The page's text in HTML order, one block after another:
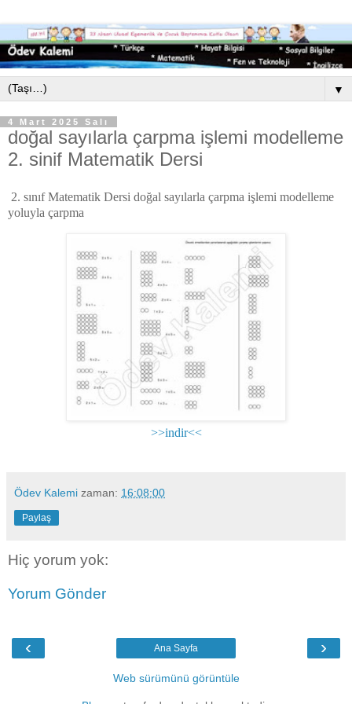
▼
4 Mart 2025 Salı
doğal sayılarla çarpma işlemi modelleme
2. sinif Matematik Dersi
2. sınıf Matematik Dersi doğal sayılarla çarpma işlemi modelleme
yoluyla çarpma
>>indir<<
Ödev Kalemi zaman: 16:08:00
Paylaş
Hiç yorum yok:
Yorum Gönder
‹ ›
Ana Sayfa
Web sürümünü görüntüle